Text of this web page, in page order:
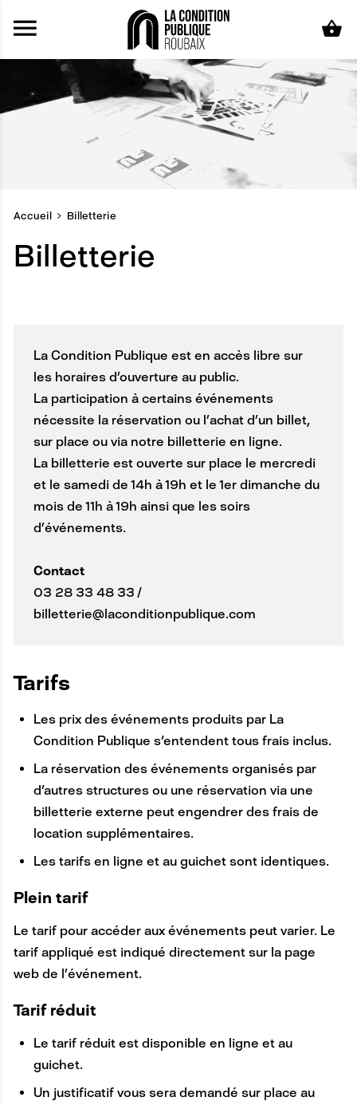
Aller au contenu principal
Accueil Billetterie
Billetterie
La Condition Publique est en accès libre sur
les horaires d’ouverture au public.
La participation à certains événements
nécessite la réservation ou l’achat d’un billet,
sur place ou via notre billetterie en ligne.
La billetterie est ouverte sur place le mercredi
et le samedi de 14h à 19h et le 1er dimanche du
mois de 11h à 19h ainsi que les soirs
d’événements.
Contact
03 28 33 48 33 /
billetterie@laconditionpublique.com
A
Tarifs
Les prix des événements produits par La
Condition Publique s'entendent tous frais inclus.
La réservation des événements organisés par
d'autres structures ou une réservation via une
billetterie externe peut engendrer des frais de
location supplémentaires.
Les tarifs en ligne et au guichet sont identiques.
Plein tarif
Le tarif pour accéder aux événements peut varier. Le
tarif appliqué est indiqué directement sur la page
web de l’événement.
Tarif réduit
Le tarif réduit est disponible en ligne et au
guichet.
Un justificatif vous sera demandé sur place au